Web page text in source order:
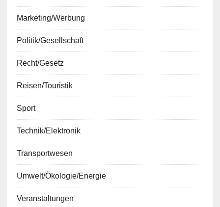
Marketing/Werbung
Politik/Gesellschaft
Recht/Gesetz
Reisen/Touristik
Sport
Technik/Elektronik
Transportwesen
Umwelt/Ökologie/Energie
Veranstaltungen